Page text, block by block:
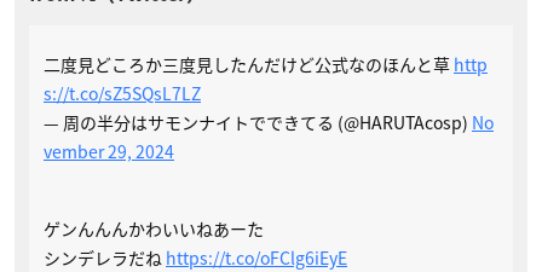
二度見どころか三度見したんだけど公式なのほんと草 http
s://t.co/sZ5SQsL7LZ
— 周の半分はサモンナイトでできてる (@HARUTAcosp) No
vember 29, 2024
ゲンんんんかわいいねあーた
シンデレラだね https://t.co/oFClg6iEyE